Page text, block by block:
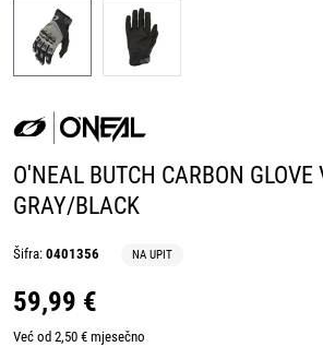
O'NEAL BUTCH CARBON GLOVE
GRAY/BLACK
Šifra: 0401356 NA UPIT
59,99 €
Već od 2,50 € mjesečno